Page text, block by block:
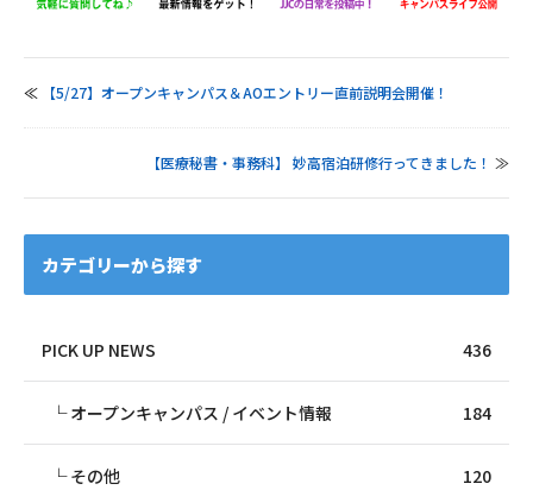
≪ 【5/27】オープンキャンパス＆AOエントリー直前説明会開催！
【医療秘書・事務科】 妙高宿泊研修行ってきました！ ≫
カテゴリーから探す
PICK UP NEWS 436
オープンキャンパス / イベント情報 184
その他 120